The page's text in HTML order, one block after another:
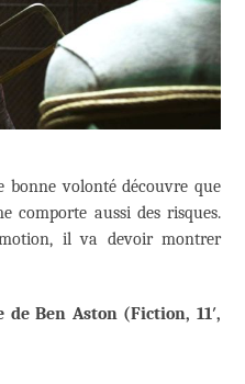
volonté découvre que
comporte aussi des risques.
il va devoir montrer
Ben Aston (Fiction, 11′,